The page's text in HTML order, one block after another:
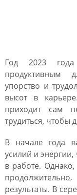
Год 2023
продуктивным
упорство и
высот в
приходит сам
трудиться, чтобы
В начале года
усилий и
в работе.
результаты. В